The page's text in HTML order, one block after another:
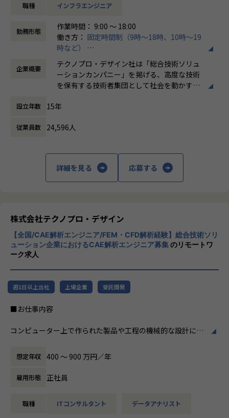
会社の定める業務
躍を期待し、入社後約3か月間の研修にご参加いただきま
イチからITの基礎を学び、インフラを支えるエンジニアとし
ての業務を学ぶ実践的な研修
■研修期間：約3ヵ月
基礎学習
Webシステム、クラウド基礎
AWSサーバー構築演習
運用演習（バッチ運用、障害フロ―演習など）
※研修内容・期間は変更になる可能性がございます。
前職では営業職を経験。過去に公務員を志望していたことも
あり、
民間志望に切り替えた後も社会の基盤を支える仕事を志望。
家族にエンジニアがいたこともあり、キャリアチェンジを目
■配属プロジェクト
機能を満たすシステムの設計〜実装・テスト～運用までの一
会社の定める業務
職種 インフラエンジニア
勤務形態
作業時間： 9:00 ～ 18:00
働き方： 固定時間制（9時～18時、10時～19
時など）
時間外労働の有無： 有（月平均20時間）
休憩時間： 60分
企業概要
テクノプロ・デザイン社は「総合技術ソリュ
ーションカンパニー」を掲げる、高度な技術
を保有する技術者集団として社会を動かすこ
に渡ります。いわゆる技術者派遣と呼ばれ
働く場所に関わらない事業支援や最新技術を
用いた研究開発などを行っています。
程プロジェクトの増加といった世の中で技術
者集団として価値提供を行うために、エンジ
ニアが生涯活躍できる環境を考え事業運営を
行っています。
設立年数 15年
従業員数 24,596人
詳細を見る 応募する
株式会社テクノプロ・デザイン
【全国/CAE解析エンジニア/FEM・CFD解析経験】総合技術ソリ
ューション企業におけるCAE解析エンジニア募集のリモートワ
ーク求人
週1日以上出社 上場企業 受託開発
■お仕事内容
コンピューター上で作られた製品や工程の機械的な設計に関
て工学的に計算する解析業務に携わっていただきます。
【想定業務】
①解析結果と現物の差異確認と条件補正。仕様に基づく形
②仕様に基づく形状の検討、3Dモデルのメッシュ化、条件決
想定年収 400 〜 900 万円／年
雇用形態 正社員
職種 ITコンサルタント データアナリスト